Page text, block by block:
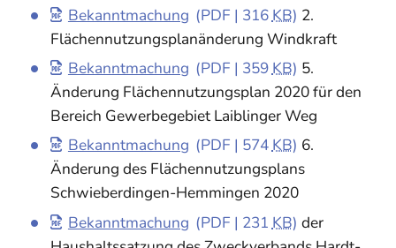
Bekanntmachung (PDF | 316 KB) 2.
Flächennutzungsplanänderung Windkraft
Bekanntmachung (PDF | 359KB) 5.
Änderung Flächennutzungsplan 2020 für den
Bereich Gewerbegebiet Laiblinger Weg
Bekanntmachung (PDF | 574KB) 6.
Änderung des Flächennutzungsplans
Schwieberdingen-Hemmingen 2020
Bekanntmachung (PDF | 231 KB) der